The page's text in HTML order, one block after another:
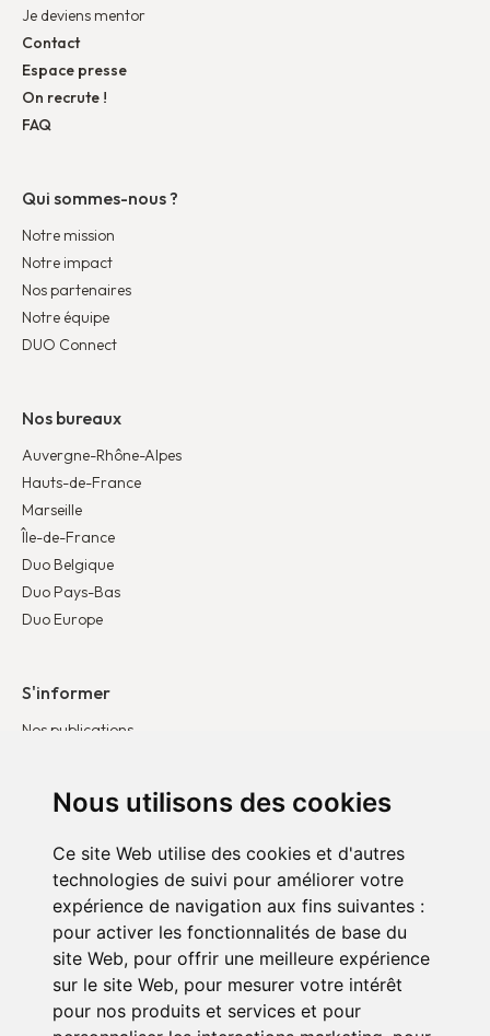
Nous utilisons des cookies
Ce site Web utilise des cookies et d'autres
technologies de suivi pour améliorer votre
expérience de navigation aux fins suivantes :
pour activer les fonctionnalités de base du
site Web, pour offrir une meilleure expérience
sur le site Web, pour mesurer votre intérêt
pour nos produits et services et pour
Je deviens mentor
Contact
Espace presse
On recrute !
FAQ
Qui sommes-nous ?
Notre mission
Notre impact
Nos partenaires
Notre équipe
DUO Connect
Nos bureaux
Auvergne-Rhône-Alpes
Hauts-de-France
Marseille
Île-de-France
Duo Belgique
Duo Pays-Bas
Duo Europe
S'informer
Nos publications
S’engager
Devenir entreprise partenaire
Devenir bénévole